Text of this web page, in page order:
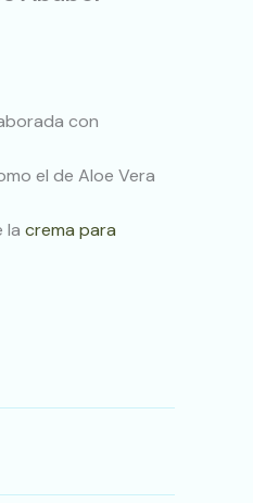
con
el de Aloe Vera
la crema para